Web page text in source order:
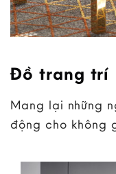
Đồ trang trí
Mang lại những
động cho không